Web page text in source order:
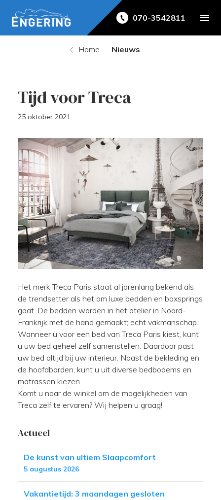
070-3542811
Home Nieuws
Tijd voor Treca
25 oktober 2021
Het merk Treca Paris staat al jarenlang bekend als
de trendsetter als het om luxe bedden en boxsprings
gaat. De bedden worden in het atelier in Noord-
Frankrijk met de hand gemaakt; echt vakmanschap.
Wanneer u voor een bed van Treca Paris kiest, kunt
u uw bed geheel zelf samenstellen. Daardoor past
uw bed altijd bij uw interieur. Naast de bekleding en
de hoofdborden, kunt u uit diverse bedbodems en
matrassen kiezen.
Komt u naar de winkel om de mogelijkheden van
Treca zelf te ervaren? Wij helpen u graag!
Actueel
De kunst van ultiem Slaapcomfort
5 augustus 2026
Vakantietijd: 3 maandagen gesloten